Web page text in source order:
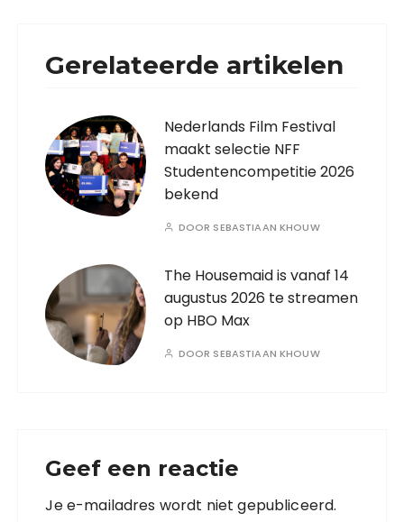
Gerelateerde artikelen
Nederlands Film Festival
maakt selectie NFF
Studentencompetitie 2026
bekend
DOOR SEBASTIAAN KHOUW
The Housemaid is vanaf 14
augustus 2026 te streamen
op HBO Max
DOOR SEBASTIAAN KHOUW
Geef een reactie
Je e-mailadres wordt niet gepubliceerd.